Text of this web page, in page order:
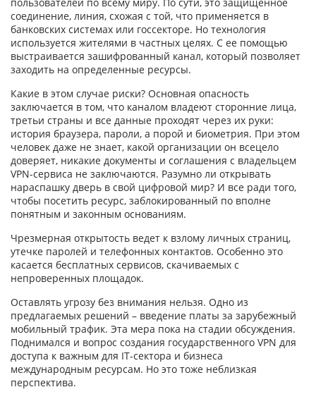
соединение, линия, схожая с той, что применяется в
банковских системах или госсекторе. Но технология
используется жителями в частных целях. С ее помощью
выстраивается зашифрованный канал, который позволяет
заходить на определенные ресурсы.
Какие в этом случае риски? Основная опасность
заключается в том, что каналом владеют сторонние лица,
третьи страны и все данные проходят через их руки:
история браузера, пароли, а порой и биометрия. При этом
человек даже не знает, какой организации он всецело
доверяет, никакие документы и соглашения с владельцем
VPN-сервиса не заключаются. Разумно ли открывать
нараспашку дверь в свой цифровой мир? И все ради того,
чтобы посетить ресурс, заблокированный по вполне
понятным и законным основаниям.
Чрезмерная открытость ведет к взлому личных страниц,
утечке паролей и телефонных контактов. Особенно это
касается бесплатных сервисов, скачиваемых с
непроверенных площадок.
Оставлять угрозу без внимания нельзя. Одно из
предлагаемых решений – введение платы за зарубежный
мобильный трафик. Эта мера пока на стадии обсуждения.
Поднимался и вопрос создания государственного VPN для
доступа к важным для IT-сектора и бизнеса
международным ресурсам. Но это тоже неблизкая
перспектива.